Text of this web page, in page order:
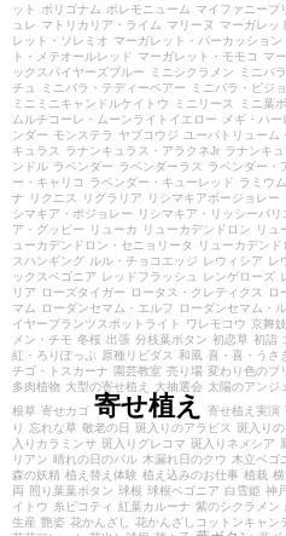
ット
ポリゴナム ポレモニューム マイファニープ
ュレ マトリカリア・ライム マリーヌ マーガレッ
レット・ソレミオ マーガレット・パーカッション
ト・メテオールレッド マーガレット・モモコ マ
ックスパイヤーズブルー
ミニシクラメン ミニバラ
チュ
ミニバラ・テディーベアー ミニバラ・ピジ
ミニミニキャンドルケイトウ
ミニリース ミニ葉
ムルチコーレ・ムーンライトイエロー
メギ・ハ
ンダー モンステラ ヤブコウジ ユーパトリューム
キュラス
ラナンキュラス・アラクネJr ラナンキ
ンドル ラベンダー ラベンダーラス ラベンダー・
ー・キャリコ
ラベンダー・キューレッド ラミウ
ナ
リクニス リグラリア リシマキアボージョレー
シマキア・ボジョレー
リシマキア・リッシーバリ
ア・グッピー
リューカ リューカデンドロン リュ
ューカデンドロン・セニョリータ
リューカデン
スハンギング ルル・チョコエッジ レウィシア レ
ックスベゴニア レッドフラッシュ レンゲローズ
リア
ローズタイガー ロータス・クレティクス ロ
マム
ローダンセマム・エルフ ローダンセマム・
イヤープランツスポットライト
ワレモコウ 京舞妓
メン・チモ 冬桜 出張 分枝葉ボタン 初恋草 初詣
紅・ろりぽっぷ 原種リビダス 和風 喜・喜・うさ
チゴ・トスカーナ
園芸教室 売り場 変わり色のプ
多肉植物 大型の寄せ植え 大抽選会 太陽のアンジ
根草 寄せカゴ 寄せ植え 寄せ植え実演
り 忘れな草 敬老の日 斑入りのアラビス 斑入り
入りカラミンサ 斑入りグレコマ 斑入りネメシア
リアン 晴れの日のパル 木漏れ日のクウ 木立ベゴ
森の妖精 植え替え体験 植え込みのお仕事 植栽
両 照り葉葉ボタン 球根 球根ベゴニア 白雪姫 神
イトウ 糸ピコティ 紅葉カルーナ 紫のシクラメン
生産 艶姿 花かんざし 花かんざしコットンキャン